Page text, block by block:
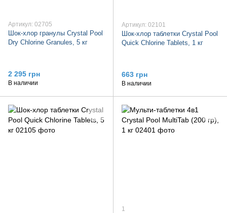
Артикул: 02705
Шок-хлор гранулы Crystal Pool
Dry Chlorine Granules, 5 кг
2 295 грн
В наличии
Артикул: 02101
Шок-хлор таблетки Crystal Pool
Quick Chlorine Tablets, 1 кг
663 грн
В наличии
1